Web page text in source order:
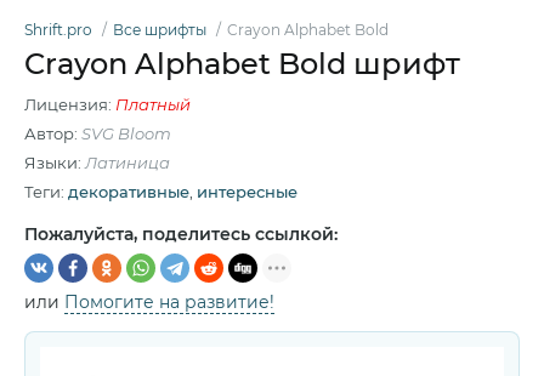
Shrift.pro Все шрифты Crayon Alphabet Bold
Crayon Alphabet Bold шрифт
Лицензия: Платный
Автор: SVG Bloom
Языки: Латиница
Теги: декоративные интересные
Пожалуйста, поделитесь ссылкой:
или Помогите на развитие!